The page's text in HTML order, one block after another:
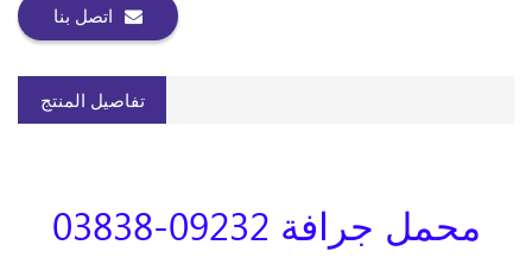
اتصل بنا
تفاصيل المنتج
محمل جرافة 09232-03838